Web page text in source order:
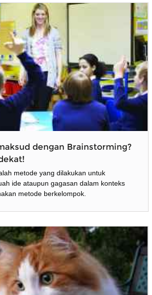
dengan Brainstorming?
metode yang dilakukan untuk
ide ataupun gagasan dalam konteks
metode berkelompok.